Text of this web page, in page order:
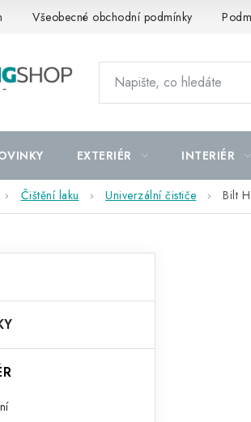
Všeobecné obchodní podmínky
EXTERIÉR INTERIÉR
Čištění laku Univerzální čističe Bilt